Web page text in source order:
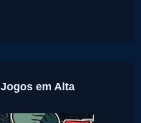
Jogos em Alta